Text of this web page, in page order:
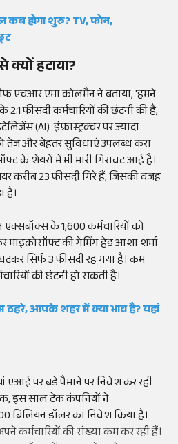
कब होगा शुरु? TV, फोन,
क्यों हटाया?
एचआर एमा कोलमैन ने बताया, 'हमने
फीसदी कर्मचारियों की छंटनी की है,
(AI) इंफ्रास्ट्रक्चर पर ज्यादा
तेज और बेहतर सुविधाएं उपलब्ध करा
के शेयरों में भी भारी गिरावट आई है।
करीब 23 फीसदी गिरे हैं, जिसकी वजह
है।
एक्सबॉक्स के 1,600 कर्मचारियों को
की गेमिंग हेड आशा शर्मा
सिर्फ 3 फीसदी रह गया है। कम
की छंटनी हो सकती है।
ठहरे, आपके शहर में क्या भाव है? यहां
पर बड़े पैमाने पर निवेश कर रही
इस साल टेक कंपनियों ने
बिलियन डॉलर का निवेश किया है।
कर्मचारियों की संख्या कम कर रही हैं।